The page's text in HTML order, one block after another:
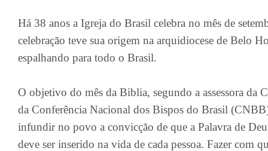
Há 38 anos a Igreja do Brasil celebra no mês de
celebração teve sua origem na arquidiocese de Belo
espalhando para todo o Brasil.
O objetivo do mês da Biblia, segundo a assessora da
da Conferência Nacional dos Bispos do Brasil
infundir no povo a convicção de que a Palavra de
deve ser inserido na vida de cada pessoa. Fazer com